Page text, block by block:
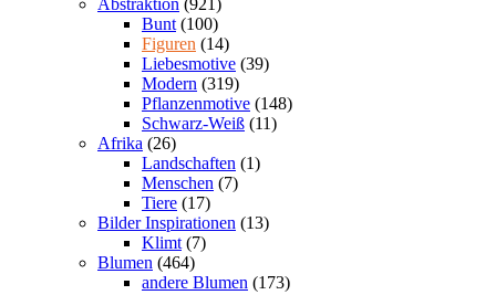
Abstraktion (921)
Bunt (100)
Figuren (14)
Liebesmotive (39)
Modern (319)
Pflanzenmotive (148)
Schwarz-Weiß (11)
Afrika (26)
Landschaften (1)
Menschen (7)
Tiere (17)
Bilder Inspirationen (13)
Klimt (7)
Blumen (464)
andere Blumen (173)